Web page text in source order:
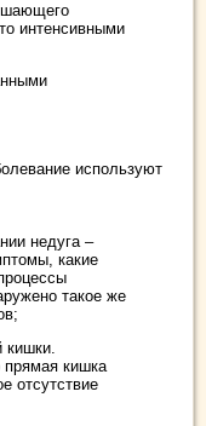
интенсивными
используют
недуга –
какие
такое же
кишки.
прямая кишка
отсутствие